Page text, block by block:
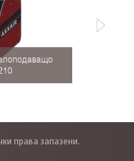
права запазени.